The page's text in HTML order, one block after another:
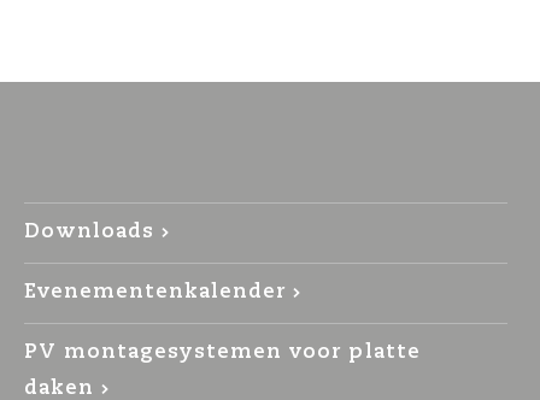
Downloads
Evenementenkalender
PV montagesystemen voor platte
daken